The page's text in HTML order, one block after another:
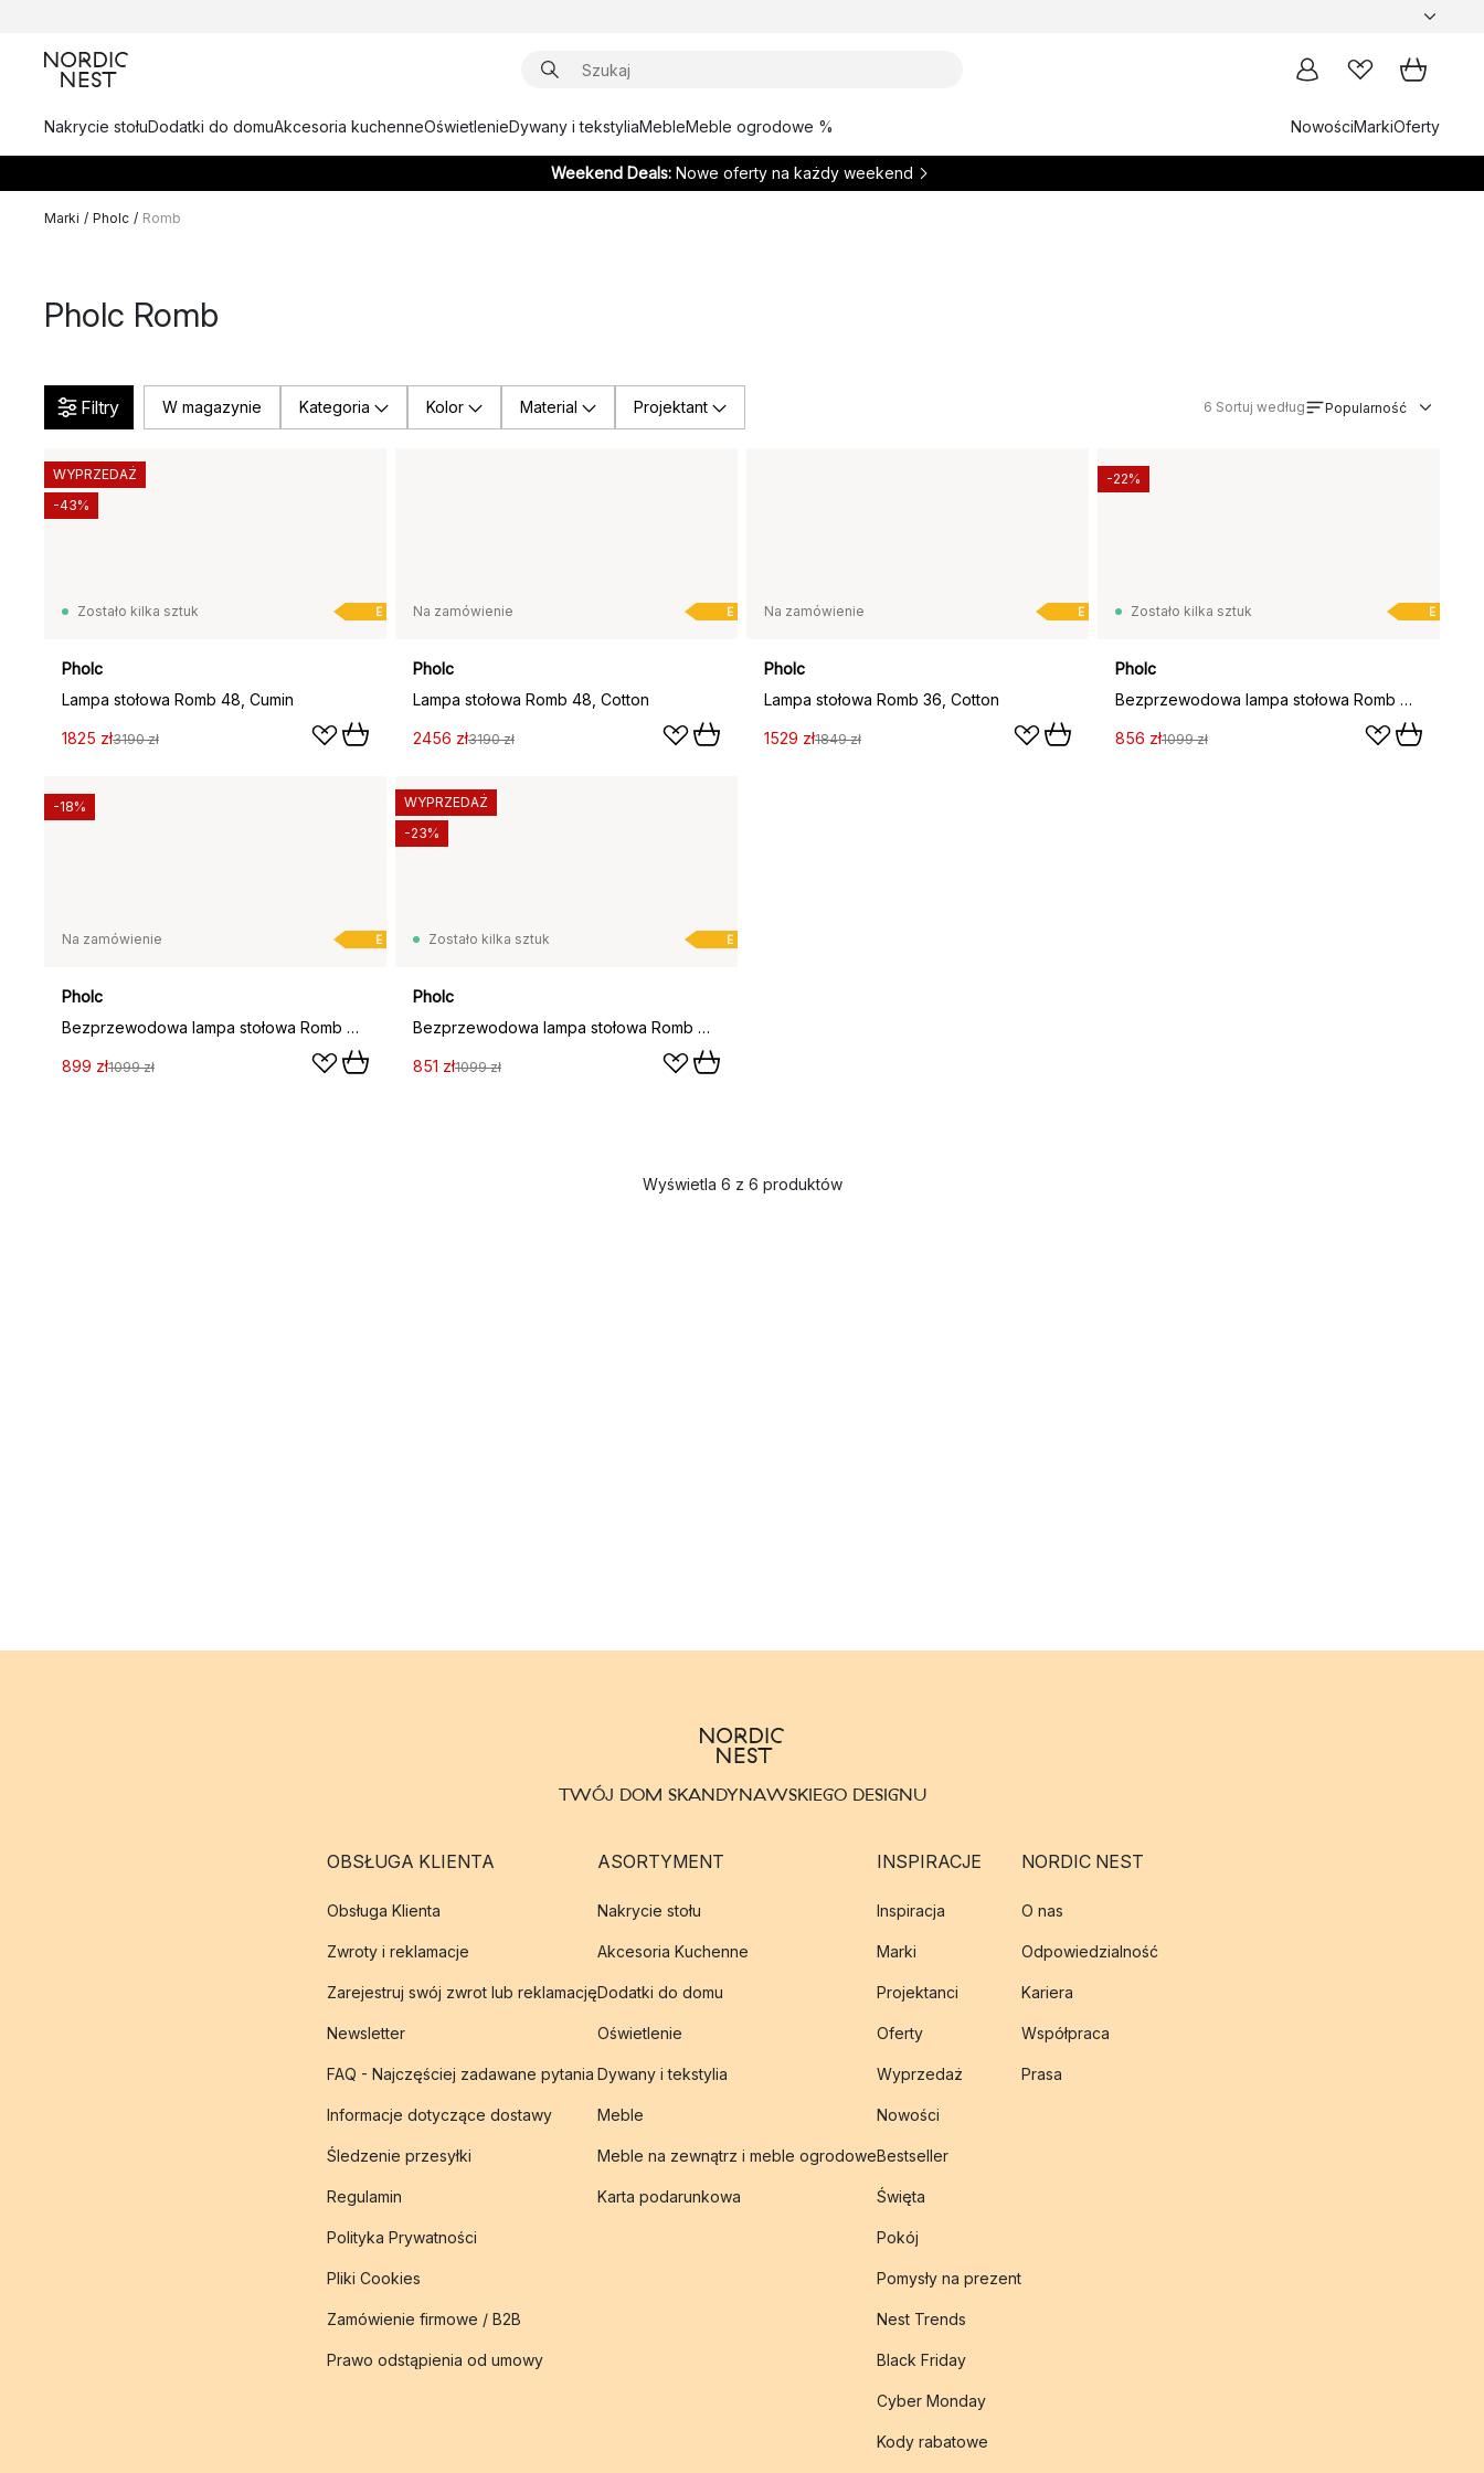
Nakrycie stołuDodatki do domuAkcesoria kuchenneOświetlenieDywany i tekstyliaMebleMeble ogrodowe % NowościMarkiOferty
Weekend Deals: Nowe oferty na każdy weekend
Marki / Pholc / Romb
Pholc Romb
Filtry W magazynie Kategoria Kolor Material Projektant 6 Sortuj według Popularność
E
Zostało kilka sztuk
Pholc
Lampa stołowa Romb 48, Cumin
1825 zł3190 zł
WYPRZEDAŻ
-43%
E
Na zamówienie
Pholc
Lampa stołowa Romb 48, Cotton
2456 zł3190 zł
E
Na zamówienie
Pholc
Lampa stołowa Romb 36, Cotton
1529 zł1849 zł
E
Zostało kilka sztuk
Pholc
Bezprzewodowa lampa stołowa Romb Mini 19 cm, Wanilia
856 zł1099 zł
-22%
E
Na zamówienie
Pholc
Bezprzewodowa lampa stołowa Romb Mini 19 cm, Cotton
899 zł1099 zł
-18%
E
Zostało kilka sztuk
Pholc
Bezprzewodowa lampa stołowa Romb Mini 19 cm, Cumin
851 zł1099 zł
WYPRZEDAŻ
-23%
Wyświetla 6 z 6 produktów
TWÓJ DOM SKANDYNAWSKIEGO DESIGNU
OBSŁUGA KLIENTA
Obsługa Klienta
Zwroty i reklamacje
Zarejestruj swój zwrot lub reklamację
Newsletter
FAQ - Najczęściej zadawane pytania
Informacje dotyczące dostawy
Śledzenie przesyłki
Regulamin
Polityka Prywatności
Pliki Cookies
Zamówienie firmowe / B2B
Prawo odstąpienia od umowy
ASORTYMENT
Nakrycie stołu
Akcesoria Kuchenne
Dodatki do domu
Oświetlenie
Dywany i tekstylia
Meble
Meble na zewnątrz i meble ogrodowe
Karta podarunkowa
INSPIRACJE
Inspiracja
Marki
Projektanci
Oferty
Wyprzedaż
Nowości
Bestseller
Święta
Pokój
Pomysły na prezent
Nest Trends
Black Friday
Cyber Monday
Kody rabatowe
NORDIC NEST
O nas
Odpowiedzialność
Kariera
Współpraca
Prasa